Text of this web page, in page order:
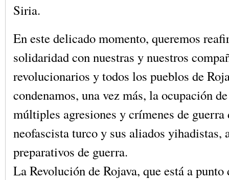
Siria.
En este delicado momento, queremos
solidaridad con nuestras y nuestros
revolucionarios y todos los pueblos de
condenamos, una vez más, la ocupación
múltiples agresiones y crímenes de guerra
neofascista turco y sus aliados yihadistas,
preparativos de guerra.
La Revolución de Rojava, que está a punto